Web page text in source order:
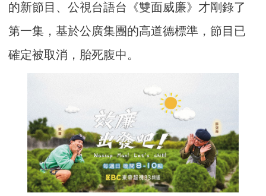
的新節目、公視台語台《雙面威廉》才剛錄了
第一集，基於公廣集團的高道德標準，節目已
確定被取消，胎死腹中。